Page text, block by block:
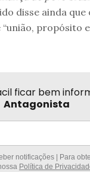
disse ainda que
propósito e
ficar bem
Antagonista
notificações | Para
Política de